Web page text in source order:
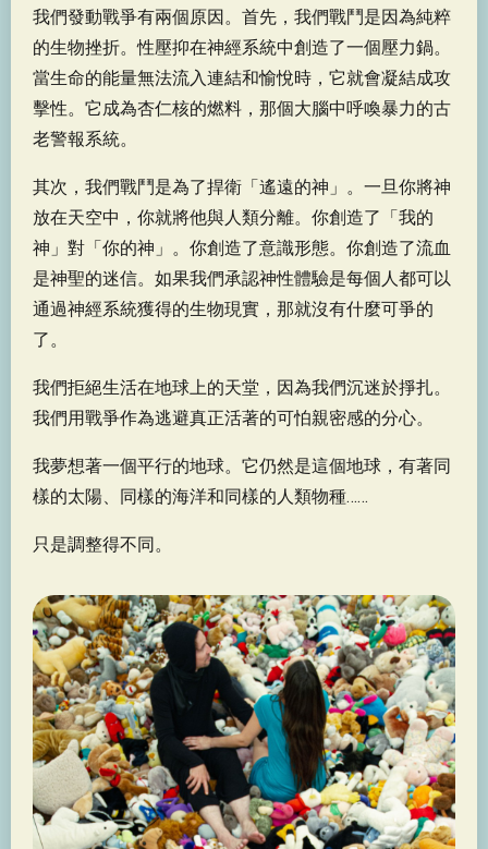
我們發動戰爭有兩個原因。首先，我們戰鬥是因為純粹
的生物挫折。性壓抑在神經系統中創造了一個壓力鍋。
當生命的能量無法流入連結和愉悅時，它就會凝結成攻
擊性。它成為杏仁核的燃料，那個大腦中呼喚暴力的古
老警報系統。
其次，我們戰鬥是為了捍衛「遙遠的神」。一旦你將神
放在天空中，你就將他與人類分離。你創造了「我的
神」對「你的神」。你創造了意識形態。你創造了流血
是神聖的迷信。如果我們承認神性體驗是每個人都可以
通過神經系統獲得的生物現實，那就沒有什麼可爭的
了。
我們拒絕生活在地球上的天堂，因為我們沉迷於掙扎。
我們用戰爭作為逃避真正活著的可怕親密感的分心。
我夢想著一個平行的地球。它仍然是這個地球，有著同
樣的太陽、同樣的海洋和同樣的人類物種……
只是調整得不同。